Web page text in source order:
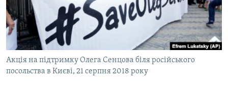
ВІДЕОУРОКИ «ELIFBE»
СВІДЧЕННЯ ОКУПАЦІЇ
УКРАЇНСЬКА ПРОБЛЕМА КРИМУ
ІНФОГРАФІКА
Русский
Qırımtatar
ДОЛУЧАЙСЯ!
Акція на підтримку Олега Сенцова біля російського
посольства в Києві, 21 серпня 2018 року